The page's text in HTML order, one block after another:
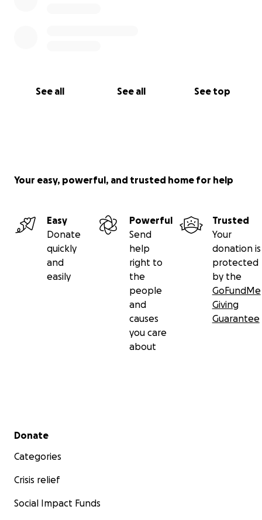
See all See all See top
Your easy, powerful, and trusted home for help
Easy
Donate
quickly
and
easily
Powerful
Send
help
right to
the
people
and
causes
you care
about
Trusted
Your
donation is
protected
by the
GoFundMe
Giving
Guarantee
Secondary menu
Donate
Categories
Crisis relief
Social Impact Funds